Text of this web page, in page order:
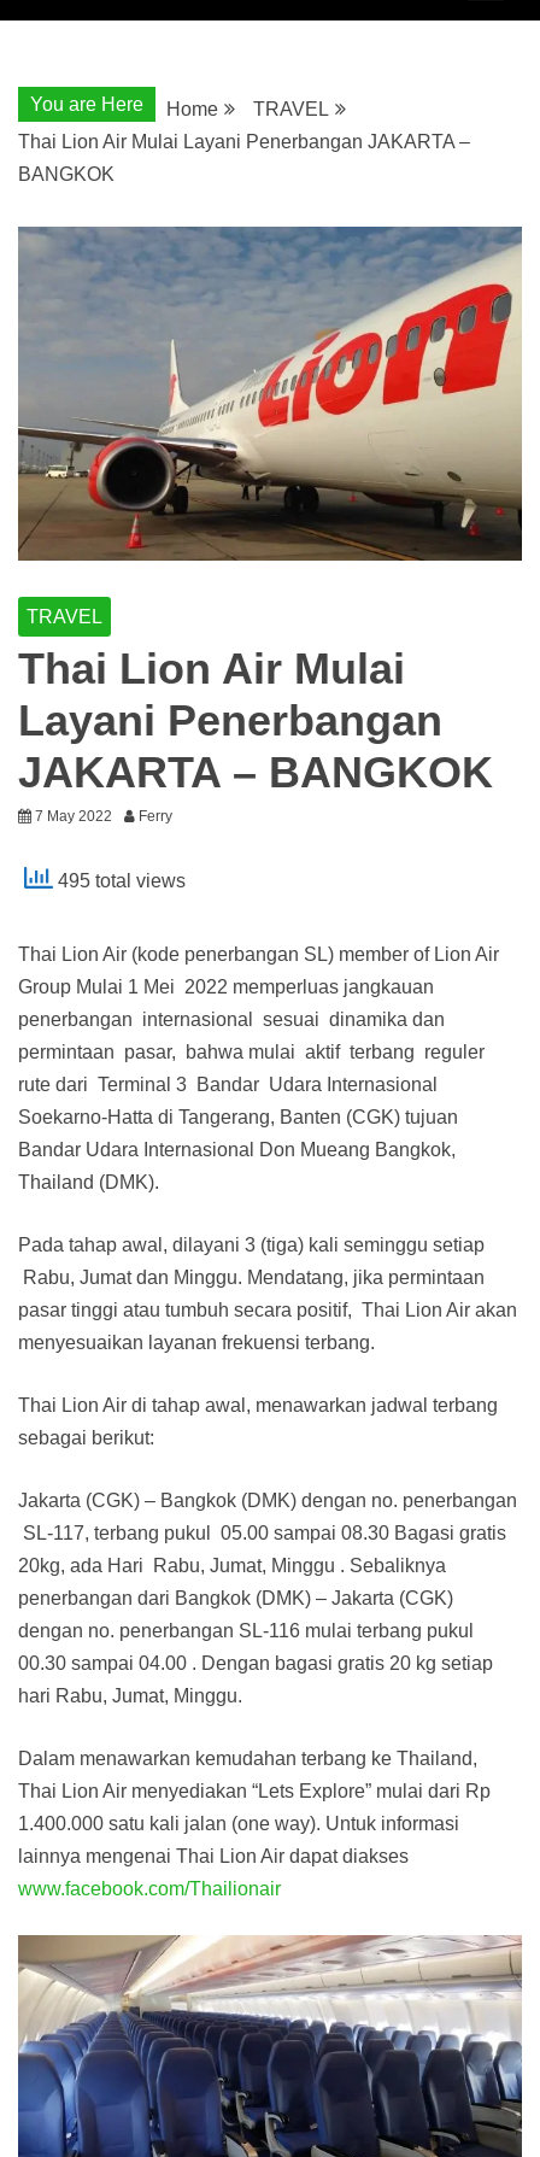
You are Here Home
TRAVEL
Thai Lion Air Mulai Layani Penerbangan JAKARTA –
BANGKOK
TRAVEL
Thai Lion Air Mulai
Layani Penerbangan
JAKARTA – BANGKOK
7 May 2022 Ferry
495 total views
Thai Lion Air (kode penerbangan SL) member of Lion Air
Group Mulai 1 Mei 2022 memperluas jangkauan
penerbangan internasional sesuai dinamika dan
permintaan pasar, bahwa mulai aktif terbang reguler
rute dari Terminal 3 Bandar Udara Internasional
Soekarno-Hatta di Tangerang, Banten (CGK) tujuan
Bandar Udara Internasional Don Mueang Bangkok,
Thailand (DMK).
Pada tahap awal, dilayani 3 (tiga) kali seminggu setiap
Rabu, Jumat dan Minggu. Mendatang, jika permintaan
pasar tinggi atau tumbuh secara positif, Thai Lion Air akan
menyesuaikan layanan frekuensi terbang.
Thai Lion Air di tahap awal, menawarkan jadwal terbang
sebagai berikut:
Jakarta (CGK) – Bangkok (DMK) dengan no. penerbangan
SL-117, terbang pukul 05.00 sampai 08.30 Bagasi gratis
20kg, ada Hari Rabu, Jumat, Minggu . Sebaliknya
penerbangan dari Bangkok (DMK) – Jakarta (CGK)
dengan no. penerbangan SL-116 mulai terbang pukul
00.30 sampai 04.00 . Dengan bagasi gratis 20 kg setiap
hari Rabu, Jumat, Minggu.
Dalam menawarkan kemudahan terbang ke Thailand,
Thai Lion Air menyediakan “Lets Explore” mulai dari Rp
1.400.000 satu kali jalan (one way). Untuk informasi
lainnya mengenai Thai Lion Air dapat diakses
www.facebook.com/Thailionair